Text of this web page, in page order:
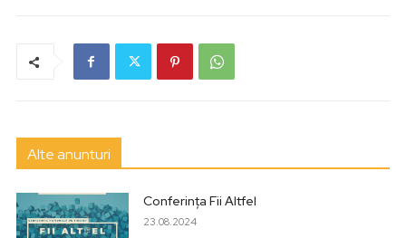
Alte anunturi
Conferința Fii Altfel
23.08.2024